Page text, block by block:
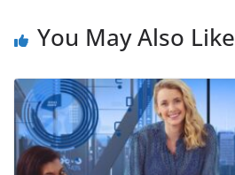
You May Also Like